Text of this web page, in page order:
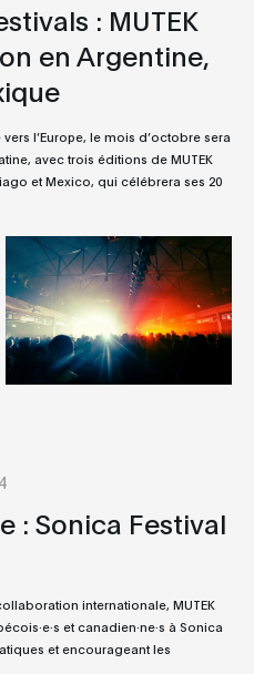
: MUTEK
en Argentine,
l’Europe, le mois d’octobre sera
avec trois éditions de MUTEK
et Mexico, qui célébrera ses 20
: Sonica Festival
internationale, MUTEK
et canadien·ne·s à Sonica
et encourageant les